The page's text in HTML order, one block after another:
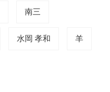
南三
水岡 孝和 羊